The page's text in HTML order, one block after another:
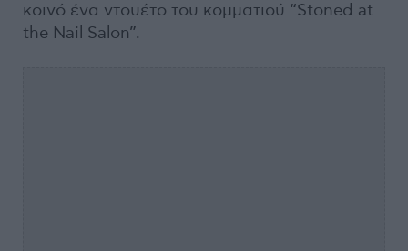
κοινό ένα ντουέτο του κομματιού “Stoned at
the Nail Salon”.